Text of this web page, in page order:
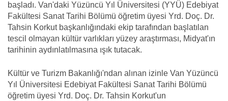
başladı. Van'daki Yüzüncü Yıl Üniversitesi (YYÜ) Edebiyat
Fakültesi Sanat Tarihi Bölümü öğretim üyesi Yrd. Doç. Dr.
Tahsin Korkut başkanlığındaki ekip tarafından başlatılan
tescil olmayan kültür varlıkları yüzey araştırması, Midyat'ın
tarihinin aydınlatılmasına ışık tutacak.
Kültür ve Turizm Bakanlığı'ndan alınan izinle Van Yüzüncü
Yıl Üniversitesi Edebiyat Fakültesi Sanat Tarihi Bölümü
öğretim üyesi Yrd. Doç. Dr. Tahsin Korkut'un